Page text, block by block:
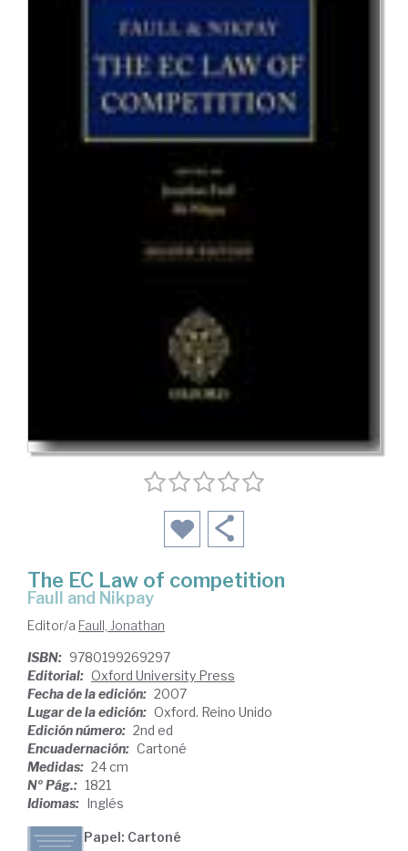
The EC Law of competition
Faull and Nikpay
Editor/a Faull, Jonathan
ISBN: 9780199269297
Editorial: Oxford University Press
Fecha de la edición: 2007
Lugar de la edición: Oxford. Reino Unido
Edición número: 2nd ed
Encuadernación: Cartoné
Medidas: 24 cm
Nº Pág.: 1821
Idiomas: Inglés
Papel: Cartoné